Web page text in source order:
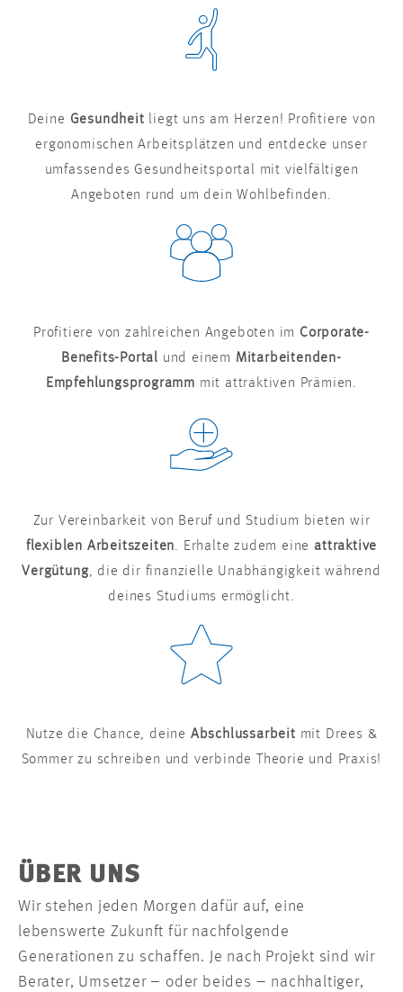
Deine Gesundheit liegt uns am Herzen! Profitiere von
ergonomischen Arbeitsplätzen und entdecke unser
umfassendes Gesundheitsportal mit vielfältigen
Angeboten rund um dein Wohlbefinden.
Profitiere von zahlreichen Angeboten im Corporate-
Benefits-Portal und einem Mitarbeitenden-
Empfehlungsprogramm mit attraktiven Prämien.
Zur Vereinbarkeit von Beruf und Studium bieten wir
flexiblen Arbeitszeiten. Erhalte zudem eine attraktive
Vergütung, die dir finanzielle Unabhängigkeit während
deines Studiums ermöglicht.
Nutze die Chance, deine Abschlussarbeit mit Drees &
Sommer zu schreiben und verbinde Theorie und Praxis!
ÜBER UNS
Wir stehen jeden Morgen dafür auf, eine
lebenswerte Zukunft für nachfolgende
Generationen zu schaffen. Je nach Projekt sind wir
Berater, Umsetzer – oder beides – nachhaltiger,